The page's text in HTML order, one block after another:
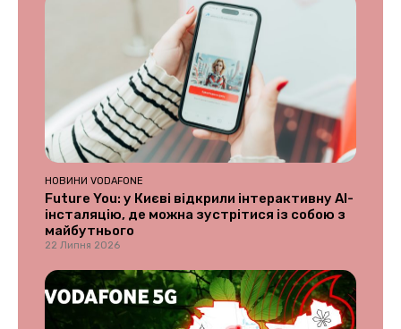
НОВИНИ VODAFONE
Future You: у Києві відкрили інтерактивну AI-
інсталяцію, де можна зустрітися із собою з
майбутнього
22 Липня 2026